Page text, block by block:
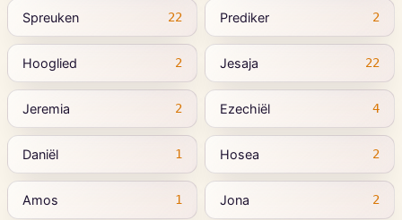
Spreuken 22 Prediker 2
Hooglied 2 Jesaja 22
Jeremia 2 Ezechiël 4
Daniël 1 Hosea 2
Amos 1 Jona 2